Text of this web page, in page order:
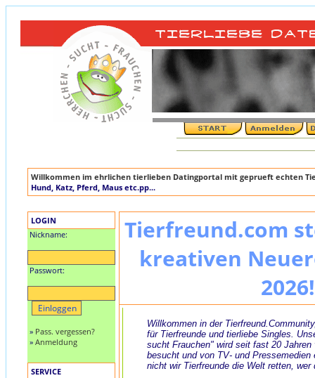
Willkommen im ehrlichen tierlieben Datingportal mit geprueft echten
Hund, Katz, Pferd, Maus etc.pp...
LOGIN
Nickname:
Passwort:
» Pass. vergessen?
» Anmeldung
SERVICE
Tierfreund.com
kreativen
2026!
Willkommen in der
für Tierfreunde und tierliebe Singles.
sucht Frauchen" wird seit fast 20 Jahren
besucht und von TV- und Pressemedien
nicht wir Tierfreunde die Welt retten, wer